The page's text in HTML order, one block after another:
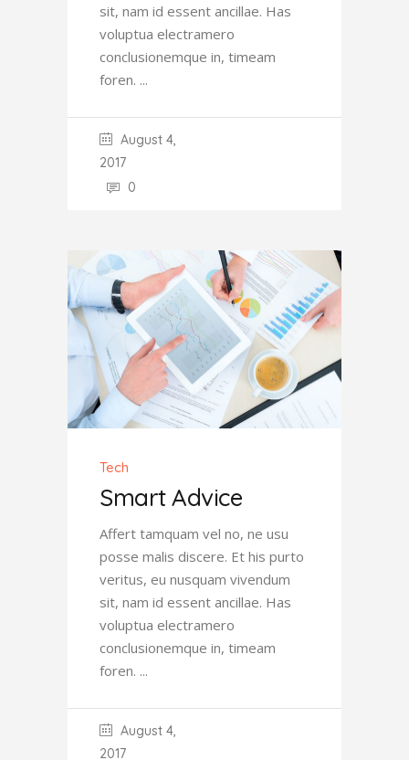
sit, nam id essent ancillae. Has
voluptua electramero
conclusionemque in, timeam
foren.
August 4,
2017
0
Tech
Smart Advice
Affert tamquam vel no, ne usu
posse malis discere. Et his purto
veritus, eu nusquam vivendum
sit, nam id essent ancillae. Has
voluptua electramero
conclusionemque in, timeam
foren.
August 4,
2017